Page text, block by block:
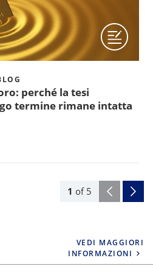
1 of 5
perché la tesi
termine rimane intatta
VEDI MAGGIORI
INFORMAZIONI